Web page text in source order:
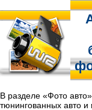
В разделе «Фото
тюнингованных авто